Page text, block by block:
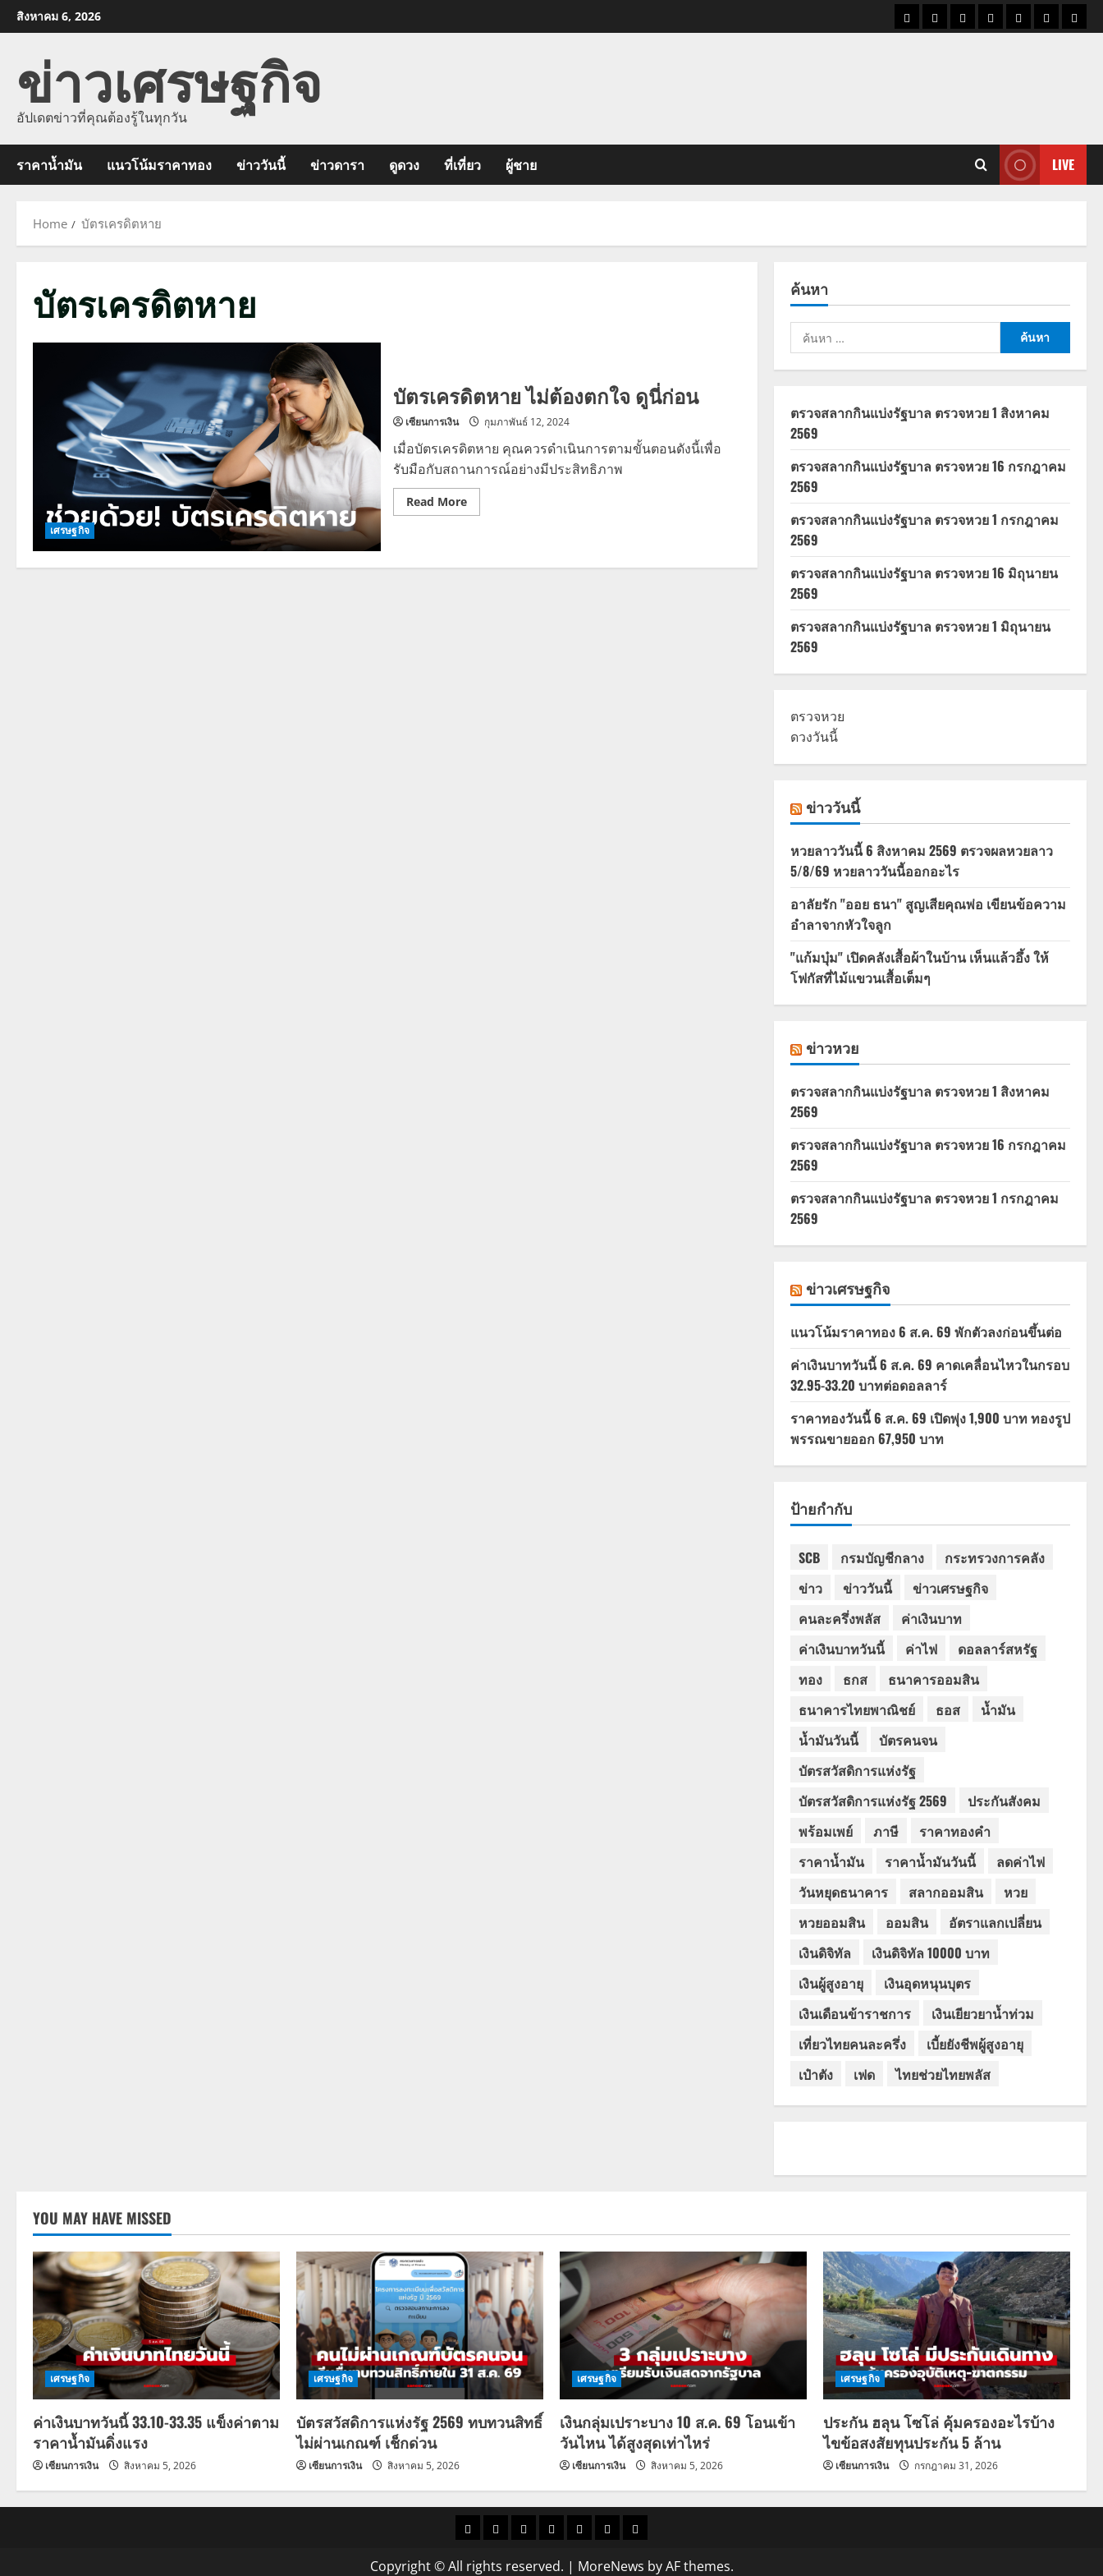
Skip
to
สิงหาคม 6, 2026
ราคาแนว
ข่าว
ข่าว
ดูด
ที่
ผู้ชา
ข่าวเศรษฐกิจ
อัปเดตข่าวที่คุณต้องรู้ในทุกวัน
ราคาน้ำมัน แนวโน้มราคาทอง ข่าววันนี้ ข่าวดารา ดูดวง ที่เที่ยว ผู้ชาย LIVE
Home บัตรเครดิตหาย
บัตรเครดิตหาย
เศรษฐกิจ
บัตรเครดิตหาย ไม่ต้องตกใจ ดูนี่ก่อน
เซียนการเงิน กุมภาพันธ์ 12, 2024
เมื่อบัตรเครดิตหาย คุณควรดำเนินการตามขั้นตอนดังนี้เพื่อ
รับมือกับสถานการณ์อย่างมีประสิทธิภาพ
Read MoreRead
more
ไม่
ค้นหา
ค้นหา
สำหรับ:
ตรวจสลากกินแบ่งรัฐบาล ตรวจหวย 1 สิงหาคม
2569
ตรวจสลากกินแบ่งรัฐบาล ตรวจหวย 16 กรกฎาคม
2569
ตรวจสลากกินแบ่งรัฐบาล ตรวจหวย 1 กรกฎาคม
2569
ตรวจสลากกินแบ่งรัฐบาล ตรวจหวย 16 มิถุนายน
2569
ตรวจสลากกินแบ่งรัฐบาล ตรวจหวย 1 มิถุนายน
2569
ตรวจหวย
ดวงวันนี้
ข่าววันนี้
หวยลาววันนี้ 6 สิงหาคม 2569 ตรวจผลหวยลาว
5/8/69 หวยลาววันนี้ออกอะไร
อาลัยรัก "ออย ธนา" สูญเสียคุณพ่อ เขียนข้อความ
อำลาจากหัวใจลูก
"แก้มบุ๋ม" เปิดคลังเสื้อผ้าในบ้าน เห็นแล้วอึ้ง ให้
โฟกัสที่ไม้แขวนเสื้อเต็มๆ
ข่าวหวย
ตรวจสลากกินแบ่งรัฐบาล ตรวจหวย 1 สิงหาคม
2569
ตรวจสลากกินแบ่งรัฐบาล ตรวจหวย 16 กรกฎาคม
2569
ตรวจสลากกินแบ่งรัฐบาล ตรวจหวย 1 กรกฎาคม
2569
ข่าวเศรษฐกิจ
แนวโน้มราคาทอง 6 ส.ค. 69 พักตัวลงก่อนขึ้นต่อ
ค่าเงินบาทวันนี้ 6 ส.ค. 69 คาดเคลื่อนไหวในกรอบ
32.95-33.20 บาทต่อดอลลาร์
ราคาทองวันนี้ 6 ส.ค. 69 เปิดพุ่ง 1,900 บาท ทองรูป
พรรณขายออก 67,950 บาท
ป้ายกำกับ
SCB กรมบัญชีกลาง
กระทรวงการคลัง
ข่าว
ข่าววันนี้
ข่าวเศรษฐกิจ
คนละครึ่งพลัส
ค่าเงินบาท
ค่าเงินบาทวันนี้
ค่าไฟ
ดอลลาร์สหรัฐ
ทอง
ธกส
ธนาคารออมสิน
ธนาคารไทยพาณิชย์
ธอส
น้ำมัน
น้ำมันวันนี้
บัตรคนจน
บัตรสวัสดิการแห่งรัฐ
บัตรสวัสดิการแห่งรัฐ 2569
ประกันสังคม
พร้อมเพย์
ภาษี
ราคาทองคำ
ราคาน้ำมัน
ราคาน้ำมันวันนี้
ลดค่าไฟ
วันหยุดธนาคาร
สลากออมสิน
หวย
หวยออมสิน
ออมสิน
อัตราแลกเปลี่ยน
เงินดิจิทัล
เงินดิจิทัล 10000 บาท
เงินผู้สูงอายุ
เงินอุดหนุนบุตร
เงินเดือนข้าราชการ
เงินเยียวยาน้ำท่วม
เที่ยวไทยคนละครึ่ง
เบี้ยยังชีพผู้สูงอายุ
เป๋าตัง
เฟด ไทยช่วยไทยพลัส
YOU MAY HAVE MISSED
เศรษฐกิจ
ค่าเงินบาทวันนี้ 33.10-33.35 แข็งค่าตาม
ราคาน้ำมันดิ่งแรง
เซียนการเงิน สิงหาคม 5, 2026
เศรษฐกิจ
บัตรสวัสดิการแห่งรัฐ 2569 ทบทวนสิทธิ์
ไม่ผ่านเกณฑ์ เช็กด่วน
เซียนการเงิน สิงหาคม 5, 2026
เศรษฐกิจ
เงินกลุ่มเปราะบาง 10 ส.ค. 69 โอนเข้า
วันไหน ได้สูงสุดเท่าไหร่
เซียนการเงิน สิงหาคม 5, 2026
เศรษฐกิจ
ประกัน ฮลุน โซโล่ คุ้มครองอะไรบ้าง
ไขข้อสงสัยทุนประกัน 5 ล้าน
เซียนการเงิน กรกฎาคม 31, 2026
ราคาแนว
ข่าว
ข่าว
ดูด
ที่
ผู้ชาย
Copyright © All rights reserved. | MoreNews by AF themes.